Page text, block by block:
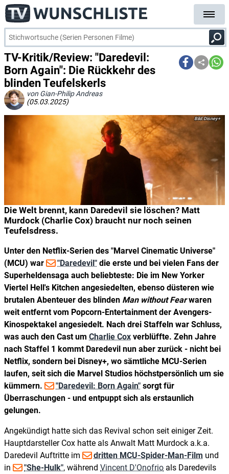
TV-Kritik/Review: "Daredevil:
Born Again": Die Rückkehr des
blinden Teufelskerls
von Gian-Philip Andreas
(05.03.2025)
Die Welt brennt, kann Daredevil sie löschen? Matt
Murdock (Charlie Cox) braucht nur noch seinen
Teufelsdress.
Disney+
Unter den Netflix-Serien des "Marvel Cinematic Universe"
(MCU) war
"Daredevil" die erste und bei vielen Fans der
Superheldensaga auch beliebteste: Die im New Yorker
Viertel Hell's Kitchen angesiedelten, ebenso düsteren wie
brutalen Abenteuer des blinden Man without Fearwaren
weit entfernt vom Popcorn-Entertainment der Avengers-
Kinospektakel angesiedelt. Nach drei Staffeln war Schluss,
was auch den Cast um Charlie Cox verblüffte. Zehn Jahre
nach Staffel 1 kommt Daredevil nun aber zurück - nicht bei
Netflix, sondern bei Disney+, wo sämtliche MCU-Serien
laufen, seit sich die Marvel Studios höchstpersönlich um sie
kümmern.
"Daredevil: Born Again" sorgt für
Überraschungen - und entpuppt sich als erstaunlich
gelungen.
Angekündigt hatte sich das Revival schon seit einiger Zeit.
Hauptdarsteller Cox hatte als Anwalt Matt Murdock a.k.a.
Daredevil Auftritte im
dritten MCU-Spider-Man-Film und
in
"She-Hulk", während Vincent D'Onofrio als Daredevils